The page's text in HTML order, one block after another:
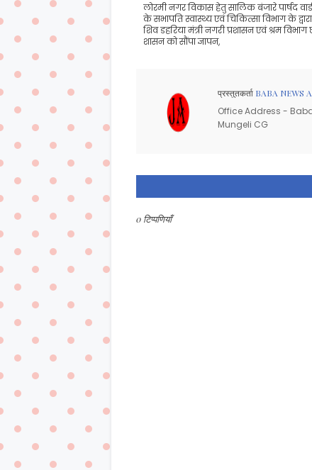
लोरमी नगर विकास हेतु सालिक बंजारे पार्षद
के सभापति स्वास्थ्य एवं चिकित्सा विभाग के
शिव डहरिया मंत्री नगरी प्रशासन एवं श्रम विभाग
शासन को सौंपा ज्ञापन,
प्रस्तुतकर्ता BABA NEWS
Office Address -
Mungeli CG
0 टिप्पणियाँ